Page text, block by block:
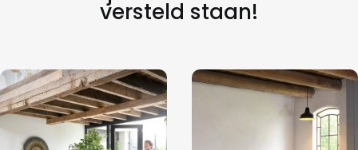
versteld staan!